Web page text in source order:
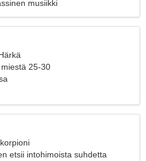
musiikki
25-30
etsii intohimoista suhdetta